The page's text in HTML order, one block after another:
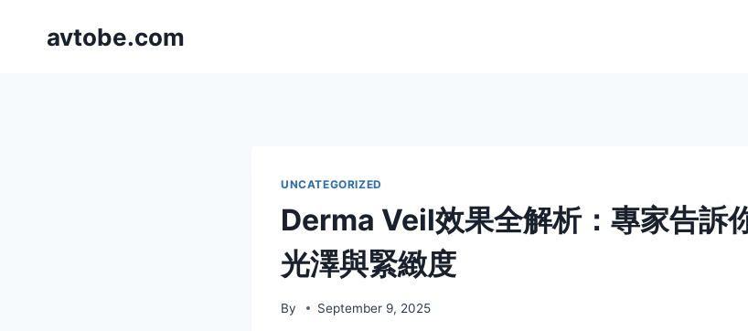
avtobe.com
UNCATEGORIZED
Derma Veil效果全解析：專家告訴
光澤與緊緻度
By September 9, 2025